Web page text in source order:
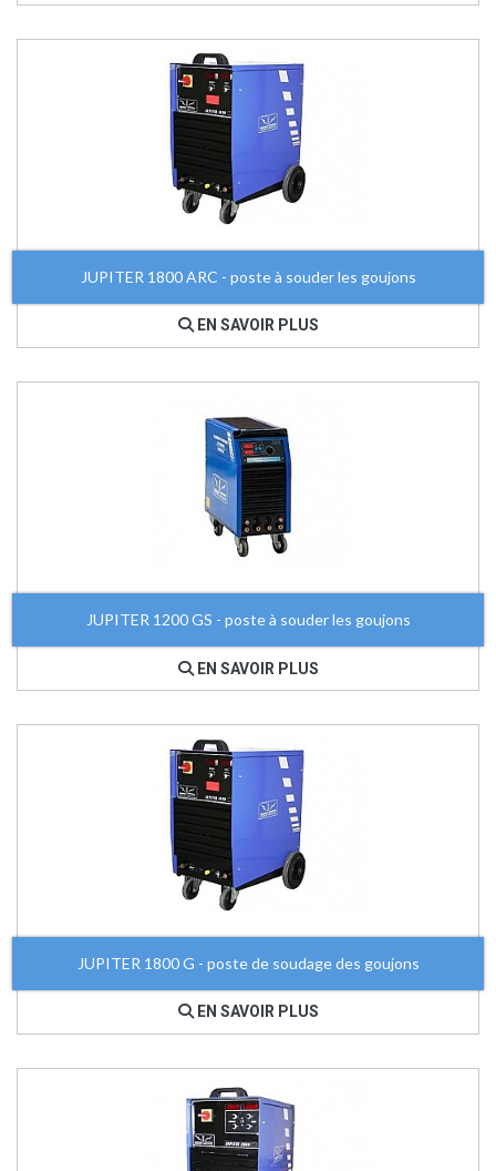
JUPITER 1800 ARC - poste à souder les goujons
EN SAVOIR PLUS
JUPITER 1200 GS - poste à souder les goujons
EN SAVOIR PLUS
JUPITER 1800 G - poste de soudage des goujons
EN SAVOIR PLUS